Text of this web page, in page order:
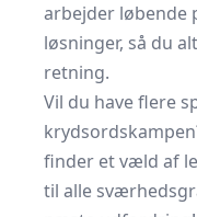
arbejder løbende
løsninger, så du
retning.
Vil du have flere
finder et væld af
til alle